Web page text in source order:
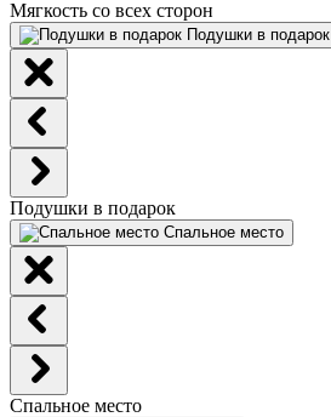
Мягкость со всех сторон
Подушки в подарок
Подушки в подарок
Спальное место
Спальное место